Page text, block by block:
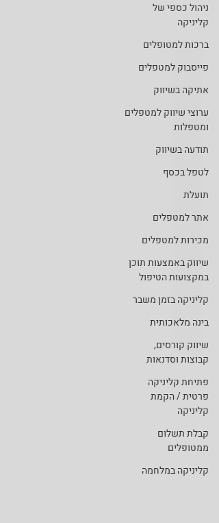
ניהול כספי של
קליניקה
ברכות למטופלים
פייסבוק למטפלים
אתיקה בשיווק
ערוצי שיווק למטפלים
ומטפלות
תודעה בשיווק
לטפל בכסף
תועלת
אתר למטפלים
מכירות למטפלים
שיווק באמצעות תוכן
במקצועות הטיפול
קליניקה בזמן משבר
בינה מלאכותית
שיווק קורסים,
קבוצות וסדנאות
פתיחת קליניקה
פרטית / הקמת
קליניקה
קבלת תשלום
ממטופלים
קליניקה במלחמה